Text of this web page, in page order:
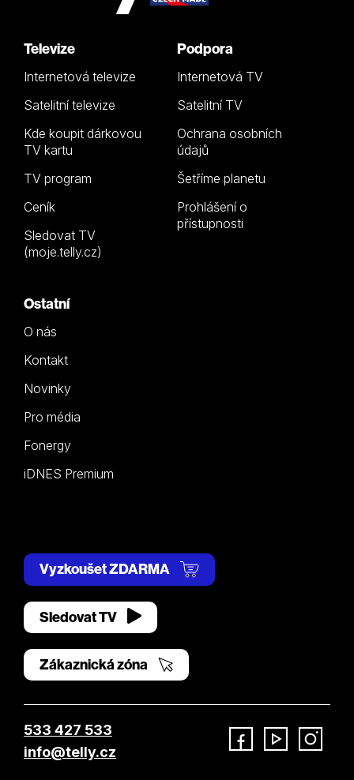
Televize
Internetová televize
Satelitní televize
Kde koupit dárkovou
TV kartu
TV program
Ceník
Sledovat TV
(moje.telly.cz)
Podpora
Internetová TV
Satelitní TV
Ochrana osobních
údajů
Šetříme planetu
Prohlášení o
přístupnosti
Ostatní
O nás
Kontakt
Novinky
Pro média
Fonergy
iDNES Premium
Vyzkoušet ZDARMA
Sledovat TV
Zákaznická zóna
533 427 533
info@telly.cz